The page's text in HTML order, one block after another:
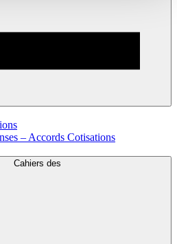
– Accords Cotisations
Cahiers des